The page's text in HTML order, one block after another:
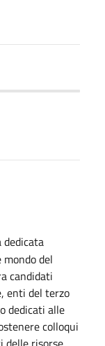
del
candidati
enti del terzo
dedicati alle
colloqui